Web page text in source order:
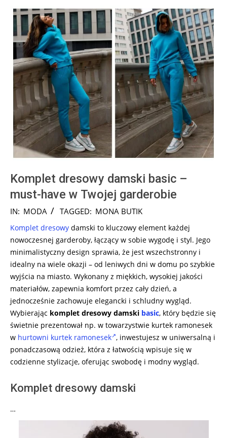
Komplet dresowy damski basic –
must-have w Twojej garderobie
2024-
12
IN: MODA TAGGED: MONA BUTIK
Komplet dresowy damski to kluczowy element każdej
nowoczesnej garderoby, łączący w sobie wygodę i styl. Jego
minimalistyczny design sprawia, że jest wszechstronny i
idealny na wiele okazji – od leniwych dni w domu po szybkie
wyjścia na miasto. Wykonany z miękkich, wysokiej jakości
materiałów, zapewnia komfort przez cały dzień, a
jednocześnie zachowuje elegancki i schludny wygląd.
Wybierając komplet dresowy damski basic, który będzie się
świetnie prezentował np. w towarzystwie kurtek ramonesek
w hurtowni kurtek ramonesek , inwestujesz w uniwersalną i
ponadczasową odzież, która z łatwością wpisuje się w
codzienne stylizacje, oferując swobodę i modny wygląd.
Komplet dresowy damski
…